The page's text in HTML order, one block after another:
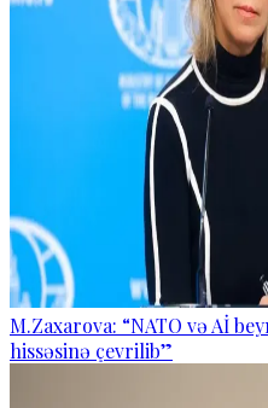
M.Zaxarova: “NATO və Aİ
hissəsinə çevrilib”